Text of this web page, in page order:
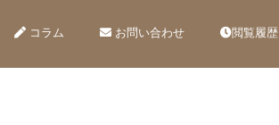
コラム お問い合わせ 閲覧履歴